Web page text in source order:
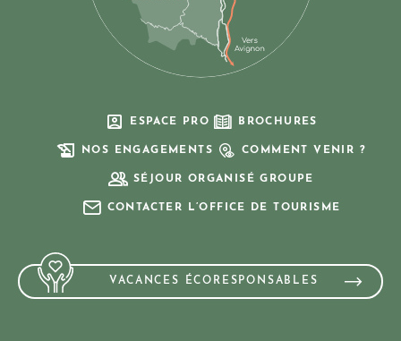
ESPACE PRO BROCHURES
NOS ENGAGEMENTS COMMENT VENIR ?
SÉJOUR ORGANISÉ GROUPE
CONTACTER L’OFFICE DE TOURISME
VACANCES ÉCORESPONSABLES